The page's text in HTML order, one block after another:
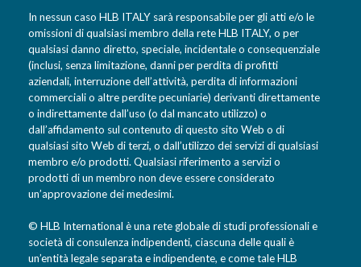
In nessun caso HLB ITALY sarà responsabile per gli atti e/o le
omissioni di qualsiasi membro della rete HLB ITALY, o per
qualsiasi danno diretto, speciale, incidentale o consequenziale
(inclusi, senza limitazione, danni per perdita di profitti
aziendali, interruzione dell’attività, perdita di informazioni
commerciali o altre perdite pecuniarie) derivanti direttamente
o indirettamente dall’uso (o dal mancato utilizzo) o
dall’affidamento sul contenuto di questo sito Web o di
qualsiasi sito Web di terzi, o dall’utilizzo dei servizi di qualsiasi
membro e/o prodotti. Qualsiasi riferimento a servizi o
prodotti di un membro non deve essere considerato
un’approvazione dei medesimi.
© HLB International è una rete globale di studi professionali e
società di consulenza indipendenti, ciascuna delle quali è
un’entità legale separata e indipendente, e come tale HLB